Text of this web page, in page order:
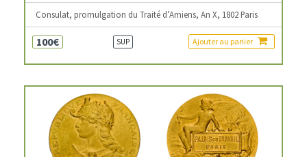
Consulat, promulgation du Traité d’Amiens, An X, 1802 Paris
100€ SUP Ajouter au panier